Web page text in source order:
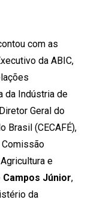
com as
da ABIC,
da Indústria de
Geral do
Brasil (CECAFÉ),
e
Campos Júnior,
da